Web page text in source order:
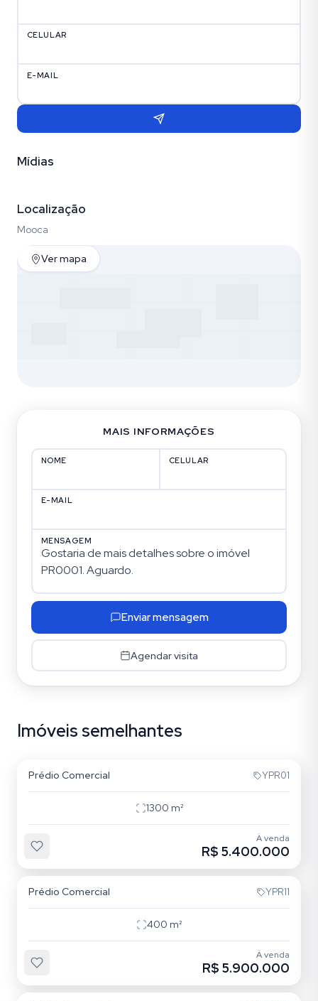
CELULAR
E-MAIL
Mídias
Localização
Mooca
Ver mapa
MAIS INFORMAÇÕES
NOME CELULAR
E-MAIL
MENSAGEM
Enviar mensagem
Agendar visita
Imóveis semelhantes
Vila Bertioga
Prédio Comercial YPR01
1300 m²
À venda
R$ 5.400.000
Prédio Comercial YPR11
400 m²
À venda
R$ 5.900.000